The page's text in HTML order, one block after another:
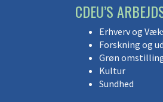
CDEU’S
Erhverv og
Forskning og
Grøn
Kultur
Sundhed